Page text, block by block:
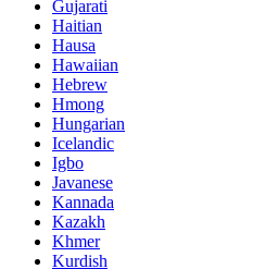
Gujarati
Haitian
Hausa
Hawaiian
Hebrew
Hmong
Hungarian
Icelandic
Igbo
Javanese
Kannada
Kazakh
Khmer
Kurdish